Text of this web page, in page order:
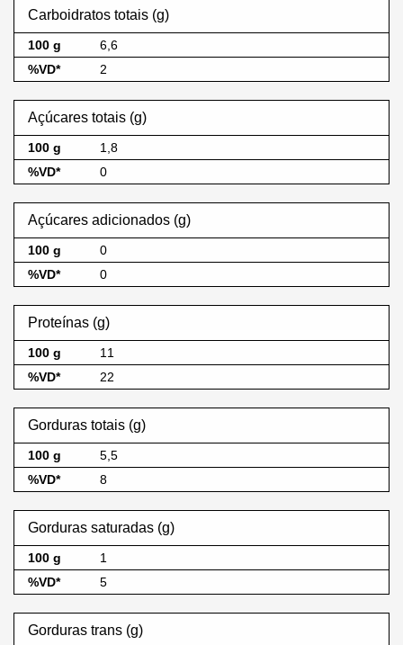
Carboidratos totais (g)
6,6
2
Açúcares totais (g)
1,8
0
Açúcares adicionados (g)
0
0
Proteínas (g)
11
22
Gorduras totais (g)
5,5
8
Gorduras saturadas (g)
1
5
Gorduras trans (g)